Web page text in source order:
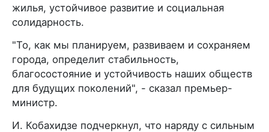
жилья, устойчивое развитие и социальная
солидарность.
"То, как мы планируем, развиваем и сохраняем
города, определит стабильность,
благосостояние и устойчивость наших обществ
для будущих поколений", - сказал премьер-
министр.
И. Кобахидзе подчеркнул, что наряду с сильным